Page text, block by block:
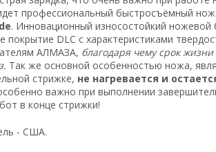
профессиональный быстросъёмный
. Инновационный износостойкий ножевой
покрытие DLC с характеристиками
АЛМАЗА, благодаря чему срок
Так же основной особенностью ножа,
стрижке, не нагревается и
важно при выполнении
в конце стрижки!
- США.